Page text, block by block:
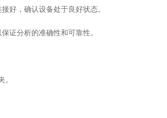
好，确认设备处于良好状态。
证分析的准确性和可靠性。